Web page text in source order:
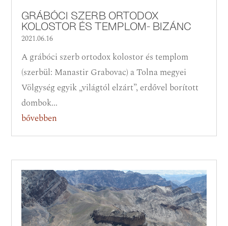
GRÁBÓCI SZERB ORTODOX
KOLOSTOR ÉS TEMPLOM- BIZÁNC
2021.06.16
A grábóci szerb ortodox kolostor és templom
(szerbül: Manastir Grabovac) a Tolna megyei
Völgység egyik „világtól elzárt”, erdővel borított
dombok...
bővebben